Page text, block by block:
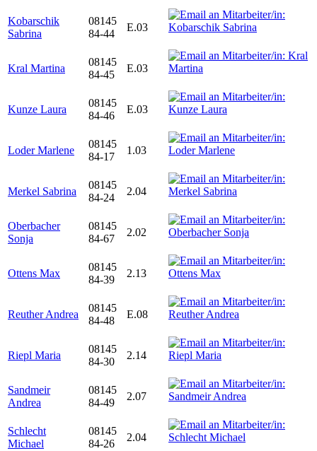
Kobarschik
Sabrina
08145
84-44
E.03
Kral Martina
08145
84-45
E.03
Kunze Laura
08145
84-46
E.03
Loder Marlene
08145
84-17
1.03
Merkel Sabrina
08145
84-24
2.04
Oberbacher
Sonja
08145
84-67
2.02
Ottens Max
08145
84-39
2.13
Reuther Andrea
08145
84-48
E.08
Riepl Maria
08145
84-30
2.14
Sandmeir
Andrea
08145
84-49
2.07
Schlecht
Michael
08145
84-26
2.04